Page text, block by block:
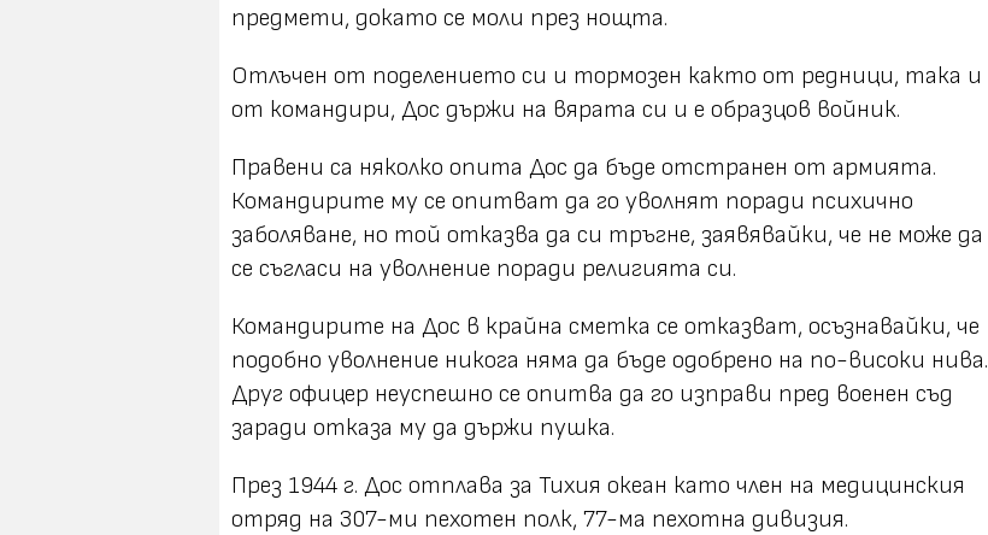
предмети, докато се моли през нощта.
Отлъчен от поделението си и тормозен както от редници, така и
от командири, Дос държи на вярата си и е образцов войник.
Правени са няколко опита Дос да бъде отстранен от армията.
Командирите му се опитват да го уволнят поради психично
заболяване, но той отказва да си тръгне, заявявайки, че не може да
се съгласи на уволнение поради религията си.
Командирите на Дос в крайна сметка се отказват, осъзнавайки, че
подобно уволнение никога няма да бъде одобрено на по-високи нива.
Друг офицер неуспешно се опитва да го изправи пред военен съд
заради отказа му да държи пушка.
През 1944 г. Дос отплава за Тихия океан като член на медицинския
отряд на 307-ми пехотен полк, 77-ма пехотна дивизия.